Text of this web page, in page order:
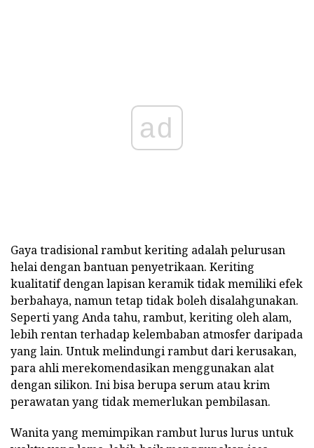
ad
Gaya tradisional rambut keriting adalah pelurusan
helai dengan bantuan penyetrikaan. Keriting
kualitatif dengan lapisan keramik tidak memiliki efek
berbahaya, namun tetap tidak boleh disalahgunakan.
Seperti yang Anda tahu, rambut, keriting oleh alam,
lebih rentan terhadap kelembaban atmosfer daripada
yang lain. Untuk melindungi rambut dari kerusakan,
para ahli merekomendasikan menggunakan alat
dengan silikon. Ini bisa berupa serum atau krim
perawatan yang tidak memerlukan pembilasan.
Wanita yang memimpikan rambut lurus lurus untuk